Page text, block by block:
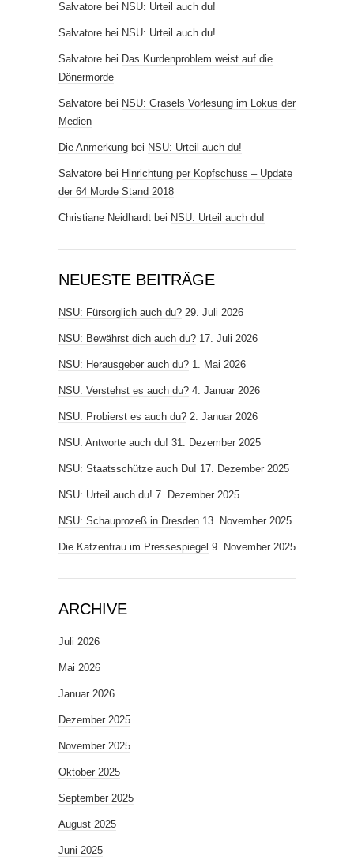
Salvatore bei NSU: Urteil auch du!
Salvatore bei NSU: Urteil auch du!
Salvatore bei Das Kurdenproblem weist auf die
Dönermorde
Salvatore bei NSU: Grasels Vorlesung im Lokus der
Medien
Die Anmerkung bei NSU: Urteil auch du!
Salvatore bei Hinrichtung per Kopfschuss – Update
der 64 Morde Stand 2018
Christiane Neidhardt bei NSU: Urteil auch du!
NEUESTE BEITRÄGE
NSU: Fürsorglich auch du? 29. Juli 2026
NSU: Bewährst dich auch du? 17. Juli 2026
NSU: Herausgeber auch du? 1. Mai 2026
NSU: Verstehst es auch du? 4. Januar 2026
NSU: Probierst es auch du? 2. Januar 2026
NSU: Antworte auch du! 31. Dezember 2025
NSU: Staatsschütze auch Du! 17. Dezember 2025
NSU: Urteil auch du! 7. Dezember 2025
NSU: Schauprozeß in Dresden 13. November 2025
Die Katzenfrau im Pressespiegel 9. November 2025
ARCHIVE
Juli 2026
Mai 2026
Januar 2026
Dezember 2025
November 2025
Oktober 2025
September 2025
August 2025
Juni 2025